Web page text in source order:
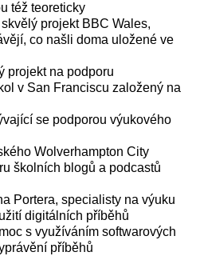
též teoreticky
projekt BBC Wales,
co našli doma uložené ve
projekt na podporu
v San Franciscu založený na
se podporou výukového
Wolverhampton City
školních blogů a podcastů
Portera, specialisty na výuku
digitálních příběhů
s využíváním softwarových
příběhů